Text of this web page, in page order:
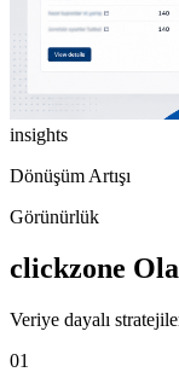
insights
Dönüşüm Artışı
Görünürlük
clickzone
Veriye dayalı
01